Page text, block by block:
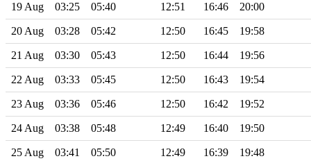
19 Aug 03:25 05:40 12:51 16:46 20:00
20 Aug 03:28 05:42 12:50 16:45 19:58
21 Aug 03:30 05:43 12:50 16:44 19:56
22 Aug 03:33 05:45 12:50 16:43 19:54
23 Aug 03:36 05:46 12:50 16:42 19:52
24 Aug 03:38 05:48 12:49 16:40 19:50
25 Aug 03:41 05:50 12:49 16:39 19:48